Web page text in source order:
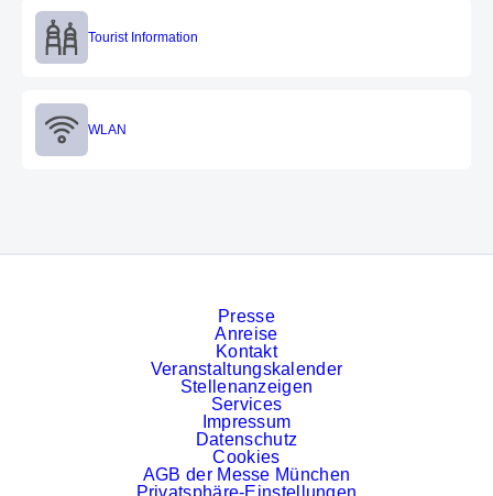
Tourist Information
Tourist Information
WLAN
WLAN
Presse
Anreise
Kontakt
Veranstaltungskalender
Stellenanzeigen
Services
Impressum
Datenschutz
Cookies
AGB der Messe München
Privatsphäre-Einstellungen